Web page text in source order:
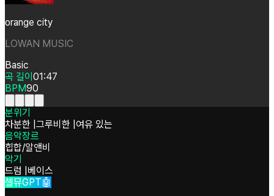
orange city
LOWAN MUSIC
Basic
곡 길이 01:47
BPM90
분위기
차분한 그루비한 여유 있는
음악장르
힙합/알앤비
악기
드럼
베이스
셀뮤GPT🤖